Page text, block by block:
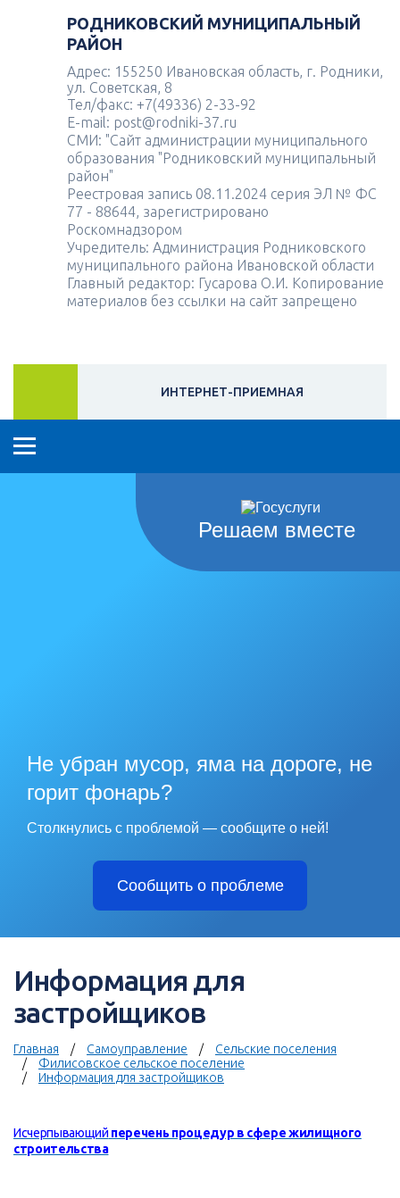
РОДНИКОВСКИЙ МУНИЦИПАЛЬНЫЙ
РАЙОН
Адрес: 155250 Ивановская область, г. Родники,
ул. Советская, 8
Тел/факс: +7(49336) 2-33-92
E-mail: post@rodniki-37.ru
СМИ: "Сайт администрации муниципального
образования "Родниковский муниципальный
район"
Реестровая запись 08.11.2024 серия ЭЛ № ФС
77 - 88644, зарегистрировано
Роскомнадзором
Учредитель: Администрация Родниковского
муниципального района Ивановской области
Главный редактор: Гусарова О.И. Копирование
материалов без ссылки на сайт запрещено
ИНТЕРНЕТ-ПРИЕМНАЯ
Решаем вместе
Не убран мусор, яма на дороге, не
горит фонарь?
Столкнулись с проблемой — сообщите о ней!
Сообщить о проблеме
Информация для
застройщиков
Главная Самоуправление
Сельские поселения
Филисовское сельское поселение
Информация для застройщиков
Исчерпывающий перечень процедур в сфере жилищного
строительства